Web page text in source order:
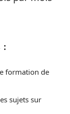
:
formation de
sujets sur